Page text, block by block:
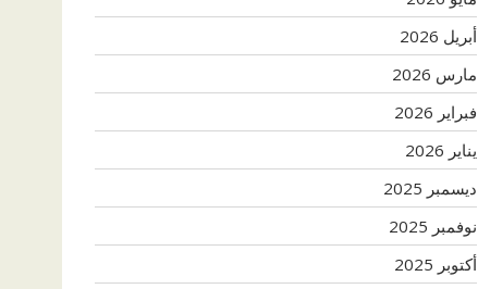
أبريل 2026
مارس 2026
فبراير 2026
يناير 2026
ديسمبر 2025
نوفمبر 2025
أكتوبر 2025